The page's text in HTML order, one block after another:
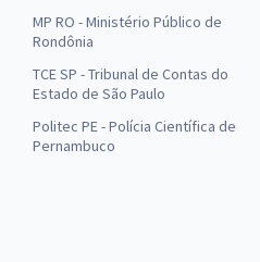
MP RO - Ministério Público de
Rondônia
TCE SP - Tribunal de Contas do
Estado de São Paulo
Politec PE - Polícia Científica de
Pernambuco